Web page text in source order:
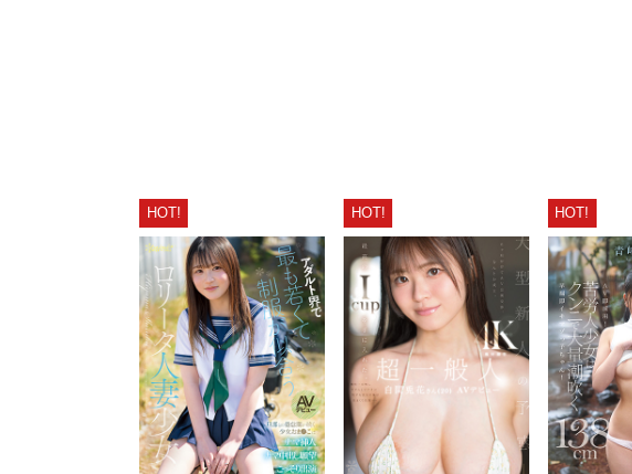
HOT! HOT! HOT!